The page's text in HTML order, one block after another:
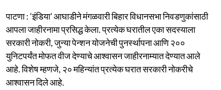
पाटणा : ‘इंडिया’ आघाडीने मंगळवारी बिहार विधानसभा निवडणुकांसाठी
आपला जाहीरनामा प्रसिद्ध केला. प्रत्येक घरातील एका सदस्याला
सरकारी नोकरी, जुन्या पेन्शन योजनेची पुनर्स्थापना आणि २००
युनिटपर्यंत मोफत वीज देण्याचे आश्वासन जाहीरनाम्यात देण्यात आले
आहे. विशेष म्हणजे, २० महिन्यांत प्रत्येक घरात सरकारी नोकरीचे
आश्वासन दिले आहे.